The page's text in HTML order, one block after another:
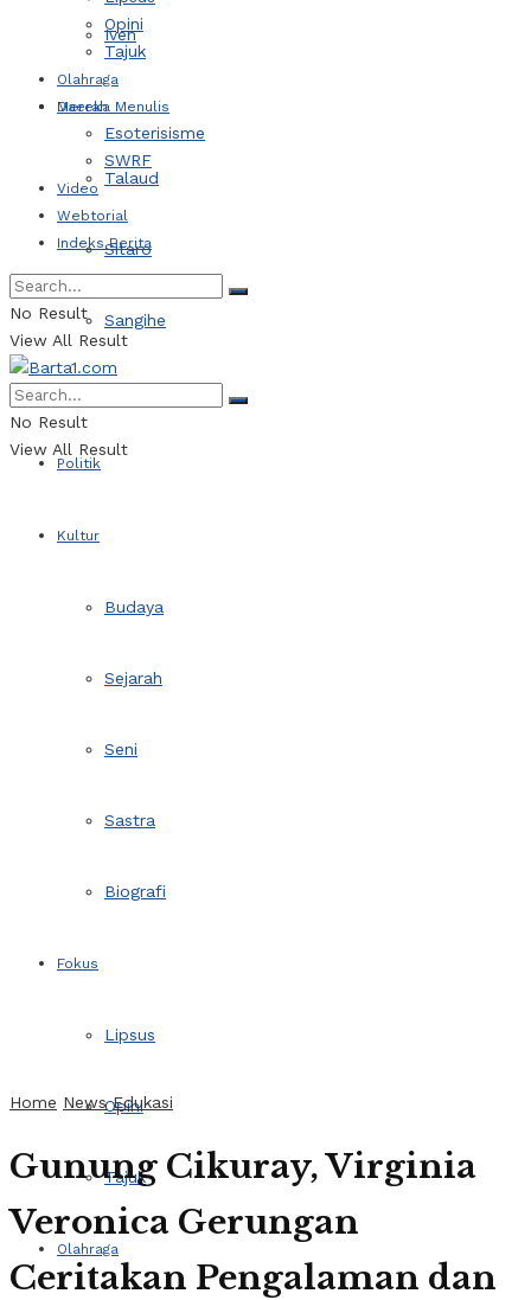
Iven
Daerah
Talaud
Sitaro
Sangihe
Politik
Kultur
Budaya
Sejarah
Seni
Sastra
Biografi
Fokus
Lipsus
Opini
Tajuk
Olahraga
Opini
Tajuk
Olahraga
Mereka Menulis
Esoterisisme
SWRF
Video
Webtorial
Indeks Berita
No Result
View All Result
No Result
View All Result
Home News Edukasi
Gunung Cikuray, Virginia
Veronica Gerungan
Ceritakan Pengalaman dan